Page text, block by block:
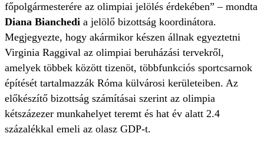
főpolgármesterére az olimpiai jelölés érdekében” – mondta
Diana Bianchedi a jelölő bizottság koordinátora.
Megjegyezte, hogy akármikor készen állnak egyeztetni
Virginia Raggival az olimpiai beruházási tervekről,
amelyek többek között tizenöt, többfunkciós sportcsarnok
építését tartalmazzák Róma külvárosi kerületeiben. Az
előkészítő bizottság számításai szerint az olimpia
kétszázezer munkahelyet teremt és hat év alatt 2.4
százalékkal emeli az olasz GDP-t.